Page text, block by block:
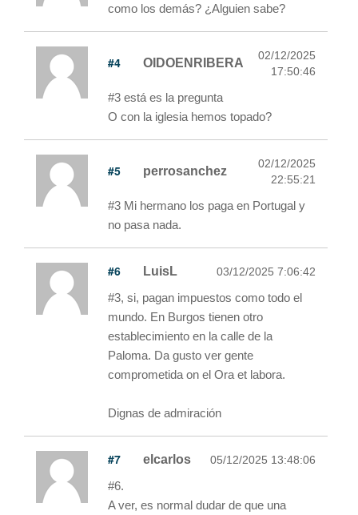
como los demás? ¿Alguien sabe?
#4 OIDOENRIBERA
02/12/2025
17:50:46
#3 está es la pregunta
O con la iglesia hemos topado?
#5 perrosanchez
02/12/2025
22:55:21
#3 Mi hermano los paga en Portugal y
no pasa nada.
#6 LuisL 03/12/2025 7:06:42
#3, si, pagan impuestos como todo el
mundo. En Burgos tienen otro
establecimiento en la calle de la
Paloma. Da gusto ver gente
comprometida on el Ora et labora.
Dignas de admiración
#7 elcarlos 05/12/2025 13:48:06
#6.
A ver, es normal dudar de que una